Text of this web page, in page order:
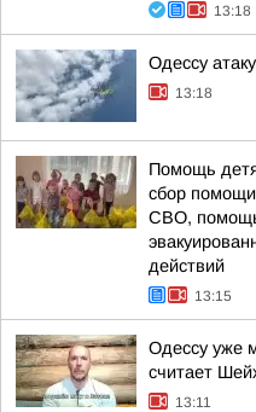
13:18
Одессу
13:18
Помощь
сбор
СВО,
действий
13:15
Одессу уже
считает
13:11